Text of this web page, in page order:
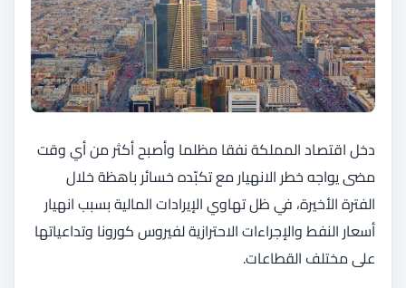
دخل اقتصاد المملكة نفقا مظلما وأصبح أكثر من أي وقت
مضى يواجه خطر الانهيار مع تكبّده خسائر باهظة خلال
الفترة الأخيرة، في ظل تهاوي الإيرادات المالية بسبب انهيار
أسعار النفط والإجراءات الاحترازية لفيروس كورونا وتداعياتها
على مختلف القطاعات.